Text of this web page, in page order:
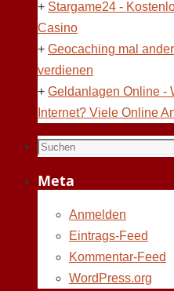
+ Stargame24 -
Casino
+ Geocaching mal
verdienen
+ Geldanlagen Online -
Internet? Viele Online
Suchen
Meta
Anmelden
Eintrags-Feed
Kommentar-Feed
WordPress.org